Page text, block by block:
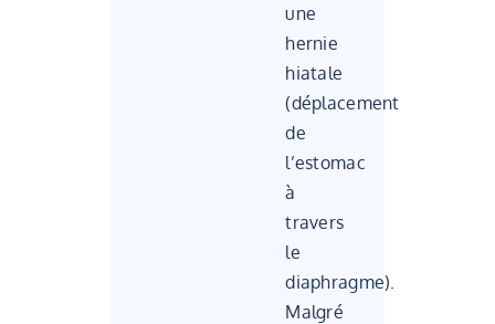
une
hernie
hiatale
(déplacement
de
l’estomac
à
travers
le
diaphragme).
Malgré